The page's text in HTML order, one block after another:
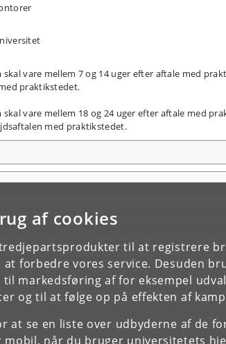
af cookies
til at registrere
forbedre vores service. Desuden
markedsføring af for eksempel
og til at følge op på effekten af
at se en liste over udbyderne af de
når du bruger universitetets
vare mellem 7 og 14 uger efter aftale med
praktikstedet.
vare mellem 18 og 24 uger efter aftale med
med praktikstedet.